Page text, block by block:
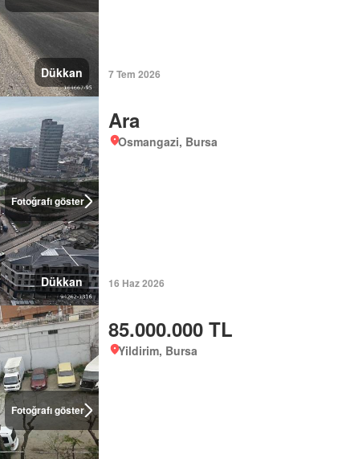
Dükkan 7 Tem 2026
Fotoğrafı göster
Dükkan
Ara
Osmangazi, Bursa
16 Haz 2026
Fotoğrafı göster
85.000.000 TL
Yildirim, Bursa